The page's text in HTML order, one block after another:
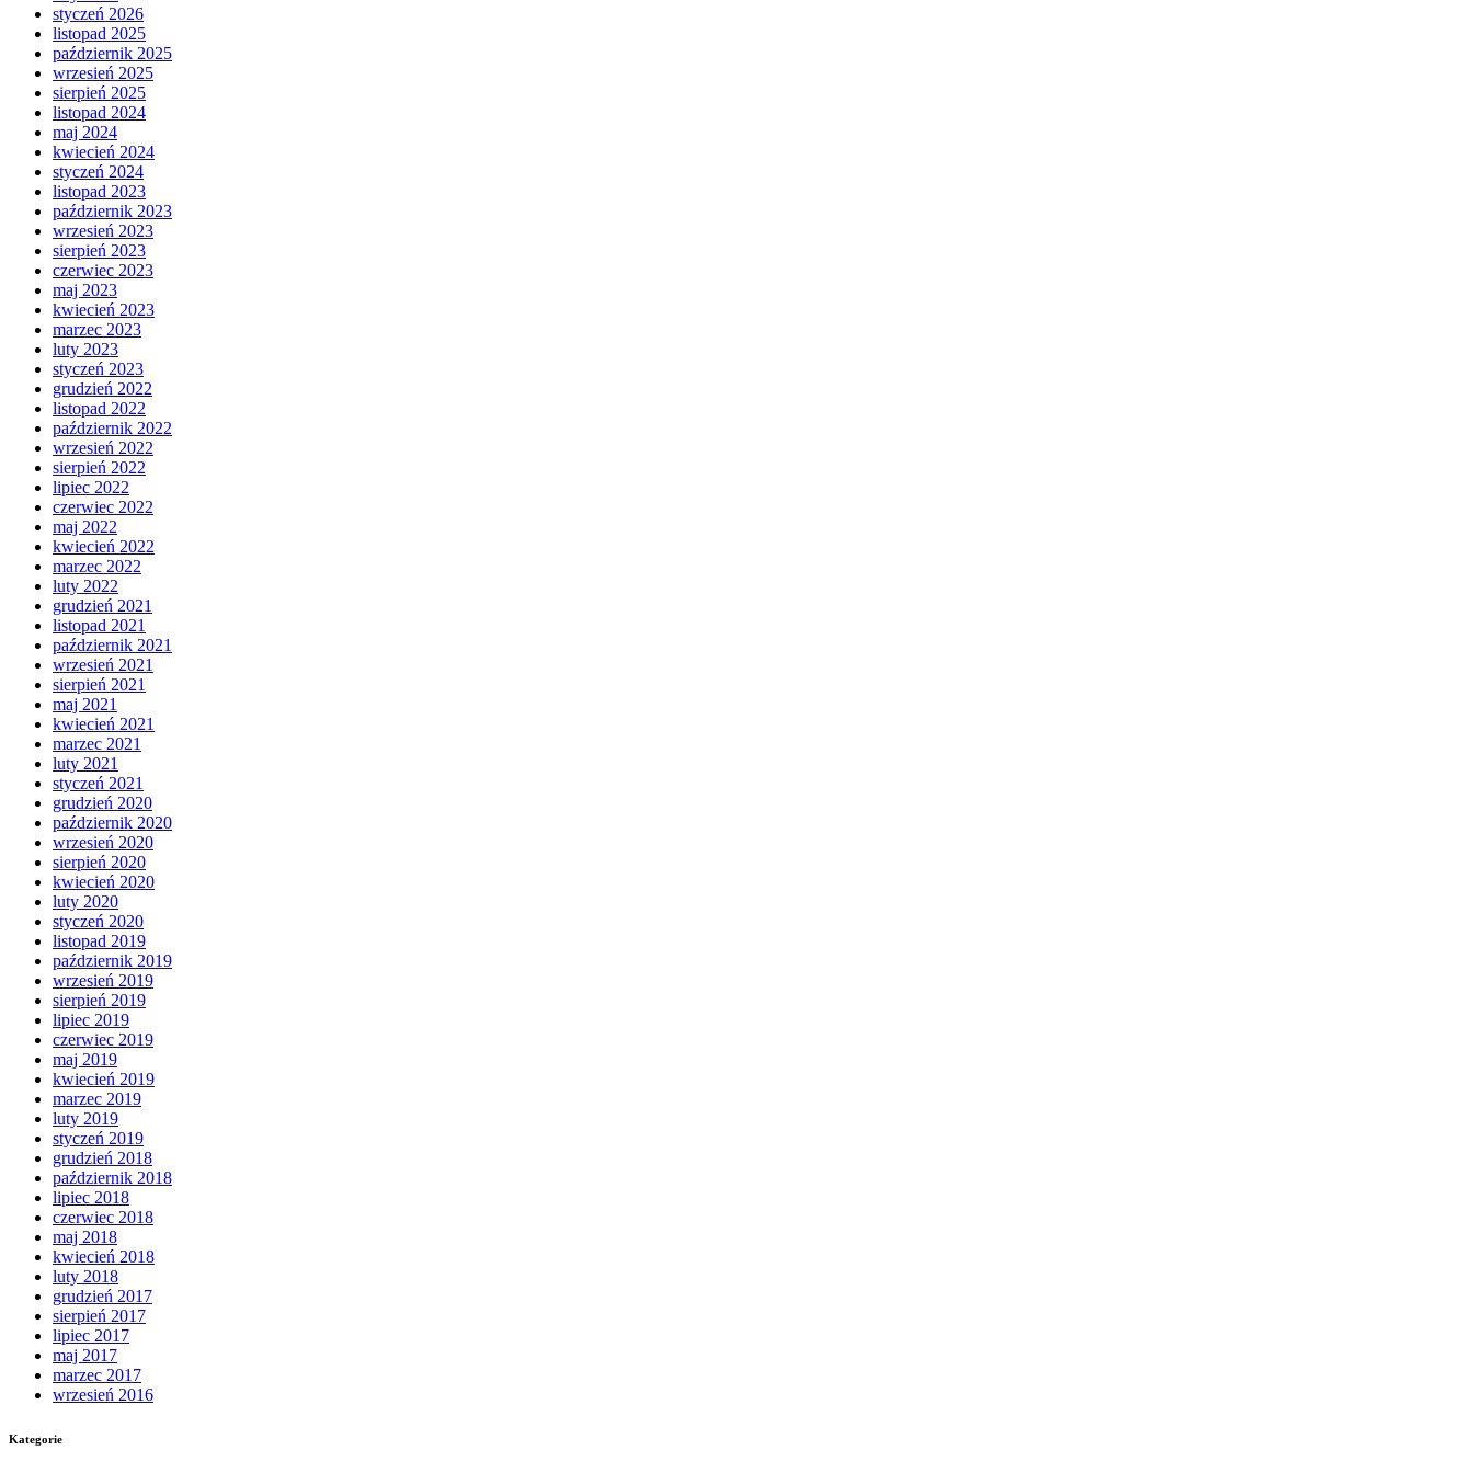
styczeń 2026
listopad 2025
październik 2025
wrzesień 2025
sierpień 2025
listopad 2024
maj 2024
kwiecień 2024
styczeń 2024
listopad 2023
październik 2023
wrzesień 2023
sierpień 2023
czerwiec 2023
maj 2023
kwiecień 2023
marzec 2023
luty 2023
styczeń 2023
grudzień 2022
listopad 2022
październik 2022
wrzesień 2022
sierpień 2022
lipiec 2022
czerwiec 2022
maj 2022
kwiecień 2022
marzec 2022
luty 2022
grudzień 2021
listopad 2021
październik 2021
wrzesień 2021
sierpień 2021
maj 2021
kwiecień 2021
marzec 2021
luty 2021
styczeń 2021
grudzień 2020
październik 2020
wrzesień 2020
sierpień 2020
kwiecień 2020
luty 2020
styczeń 2020
listopad 2019
październik 2019
wrzesień 2019
sierpień 2019
lipiec 2019
czerwiec 2019
maj 2019
kwiecień 2019
marzec 2019
luty 2019
styczeń 2019
grudzień 2018
październik 2018
lipiec 2018
czerwiec 2018
maj 2018
kwiecień 2018
luty 2018
grudzień 2017
sierpień 2017
lipiec 2017
maj 2017
marzec 2017
wrzesień 2016
Kategorie